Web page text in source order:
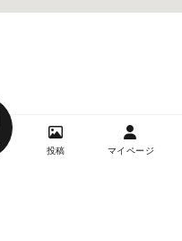
投稿 マイページ